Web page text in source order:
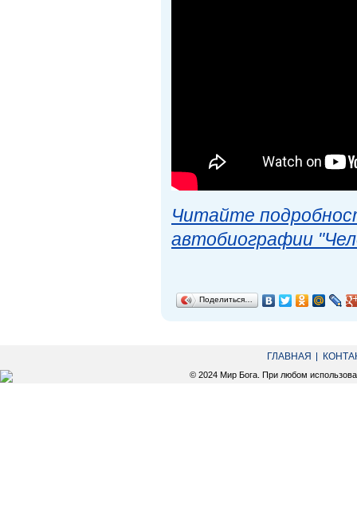
Читайте
автобиографии
Поделиться…
ГЛАВНАЯ
© 2024 Мир Бога. При любом